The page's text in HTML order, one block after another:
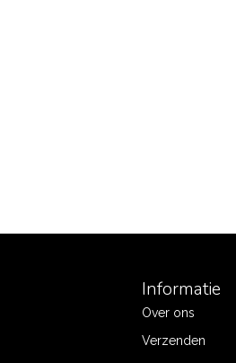
Informatie
Over ons
Verzenden